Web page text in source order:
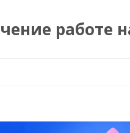
работе